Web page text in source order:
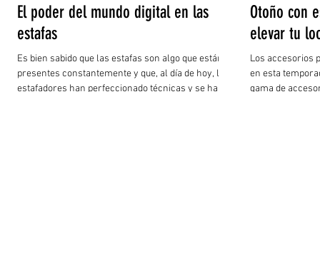
El poder del mundo digital en las
estafas
Es bien sabido que las estafas son algo que están
presentes constantemente y que, al día de hoy, los
estafadores han perfeccionado técnicas y se han
Otoño con
elevar tu
Los accesorios
en esta
gama de